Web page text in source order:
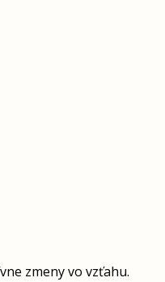
zmeny vo vzťahu.